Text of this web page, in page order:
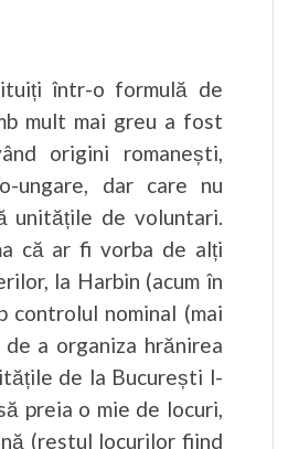
într-o formulă de
mult mai greu a fost
origini romanești,
ungare, dar care nu
unitățile de voluntari.
că ar fi vorba de alți
la Harbin (acum în
controlul nominal (mai
a organiza hrănirea
de la București l-
preia o mie de locuri,
(restul locurilor fiind